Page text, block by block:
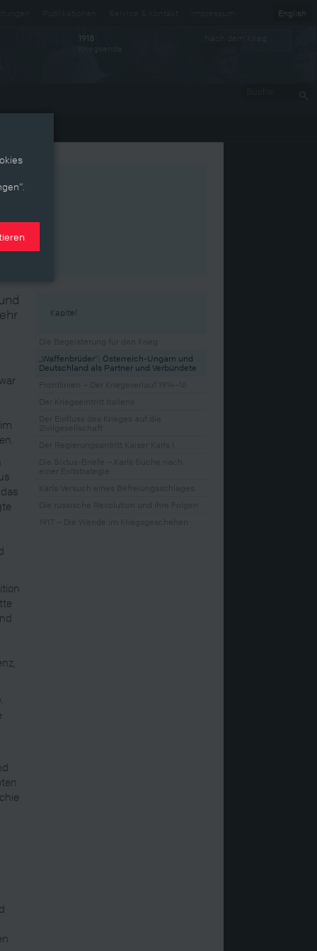
English
1918
Kapitel
„Waffenbrüder“: Österreich-Ungarn und
Deutschland als Partner und Verbündete